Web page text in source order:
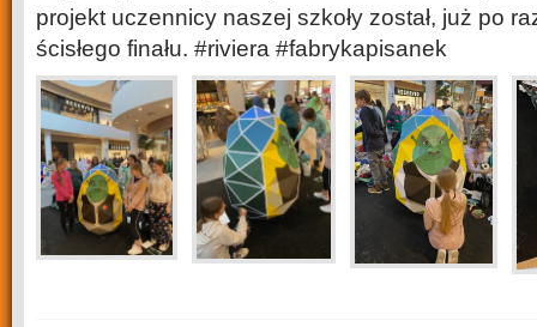
projekt uczennicy naszej szkoły został, już po
ścisłego finału. #riviera #fabrykapisanek